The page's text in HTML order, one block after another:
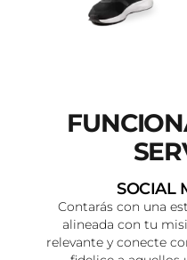
SOCIAL
Contarás con una
alineada con tu
relevante y conecte